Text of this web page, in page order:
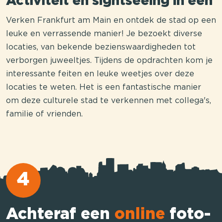
Verken Frankfurt am Main en ontdek de stad op een
leuke en verrassende manier! Je bezoekt diverse
locaties, van bekende bezienswaardigheden tot
verborgen juweeltjes. Tijdens de opdrachten kom je
interessante feiten en leuke weetjes over deze
locaties te weten. Het is een fantastische manier
om deze culturele stad te verkennen met collega's,
familie of vrienden.
4
Achteraf een online foto-